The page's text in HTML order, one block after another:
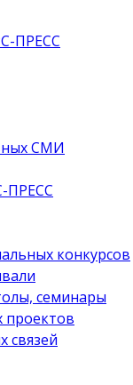
ПРЕСС
СМИ
ПРЕСС
конкурсов
семинары
связей